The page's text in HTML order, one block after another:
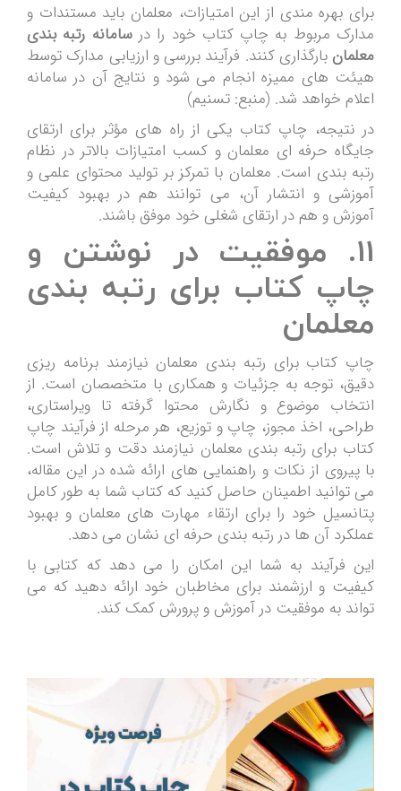
برای بهره مندی از این امتیازات، معلمان باید مستندات و
مدارک مربوط به چاپ کتاب خود را درسامانه رتبه بندی
معلمان بارگذاری کنند. فرآیند بررسی و ارزیابی مدارک توسط
هیئت های ممیزه انجام می شود و نتایج آن در سامانه
اعلام خواهد شد. (منبع: تسنیم)
در نتیجه، چاپ کتاب یکی از راه های مؤثر برای ارتقای
جایگاه حرفه ای معلمان و کسب امتیازات بالاتر در نظام
رتبه بندی است. معلمان با تمرکز بر تولید محتوای علمی و
آموزشی و انتشار آن، می توانند هم در بهبود کیفیت
آموزش و هم در ارتقای شغلی خود موفق باشند.
11. موفقیت در نوشتن و
چاپ کتاب برای رتبه بندی
معلمان
چاپ کتاب برای رتبه بندی معلمان نیازمند برنامه ریزی
دقیق، توجه به جزئیات و همکاری با متخصصان است. از
انتخاب موضوع و نگارش محتوا گرفته تا ویراستاری،
طراحی، اخذ مجوز، چاپ و توزیع، هر مرحله از فرآیند چاپ
کتاب برای رتبه بندی معلمان نیازمند دقت و تلاش است.
با پیروی از نکات و راهنمایی های ارائه شده در این مقاله،
می توانید اطمینان حاصل کنید که کتاب شما به طور کامل
پتانسیل خود را برای ارتقاء مهارت های معلمان و بهبود
عملکرد آن ها در رتبه بندی حرفه ای نشان می دهد.
این فرآیند به شما این امکان را می دهد که کتابی با
کیفیت و ارزشمند برای مخاطبان خود ارائه دهید که می
تواند به موفقیت در آموزش و پرورش کمک کند.